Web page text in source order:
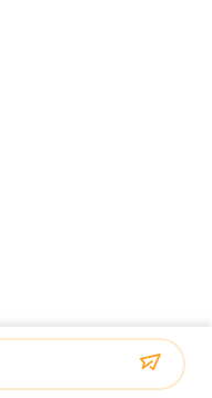
Pesadora multicabezal
TOUPACK
los derechos reservados.